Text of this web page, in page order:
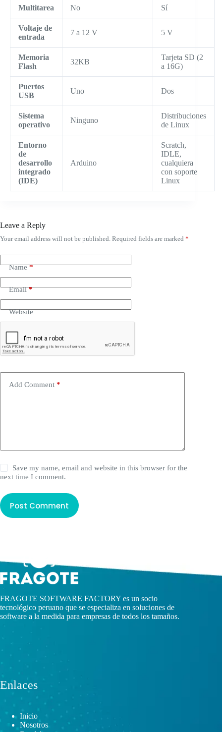
Multitarea No Sí
Voltaje de
entrada
7 a 12 V 5 V
Memoria
Flash
32KB
Tarjeta SD (2
a 16G)
Puertos
USB
Uno Dos
Sistema
operativo
Ninguno
Distribuciones
de Linux
Entorno
de
desarrollo
integrado
(IDE)
Arduino
Scratch,
IDLE,
cualquiera
con soporte
Linux
Leave a Reply
Your email address will not be published. Required fields are marked *
Name*
Email*
Website
Add Comment *
Save my name, email and website in this browser for the
next time I comment.
Post Comment
FRAGOTE SOFTWARE FACTORY es un socio
tecnológico peruano que se especializa en soluciones de
software a la medida para empresas de todos los tamaños.
Enlaces
Inicio
Nosotros